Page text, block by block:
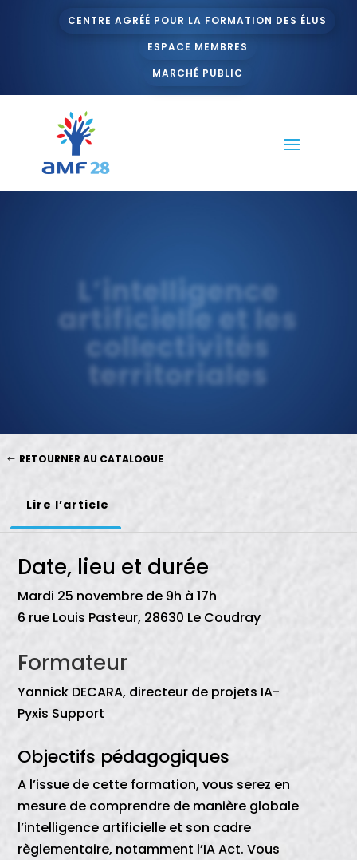
CENTRE AGRÉÉ POUR LA FORMATION DES ÉLUS
ESPACE MEMBRES
MARCHÉ PUBLIC
L’intelligence
artificielle et les
collectivités
territoriales
RETOURNER AU CATALOGUE
Lire l’article
Date, lieu et durée
Mardi 25 novembre de 9h à 17h
6 rue Louis Pasteur, 28630 Le Coudray
Formateur
Yannick DECARA, directeur de projets IA-
Pyxis Support
Objectifs pédagogiques
A l’issue de cette formation, vous serez en
mesure de comprendre de manière globale
l’intelligence artificielle et son cadre
règlementaire, notamment l’IA Act. Vous